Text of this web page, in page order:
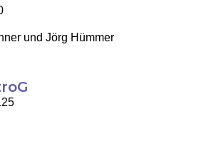
und Jörg Hümmer